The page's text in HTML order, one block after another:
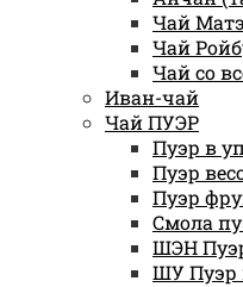
Чай Матэ
Чай
Чай со
Иван-чай
Чай ПУЭР
Пуэр в
Пуэр
Пуэр
Смола
ШЭН
ШУ Пуэр